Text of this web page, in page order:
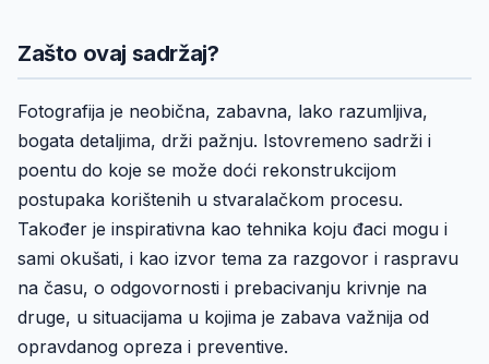
Zašto ovaj sadržaj?
Fotografija je neobična, zabavna, lako razumljiva,
bogata detaljima, drži pažnju. Istovremeno sadrži i
poentu do koje se može doći rekonstrukcijom
postupaka korištenih u stvaralačkom procesu.
Također je inspirativna kao tehnika koju đaci mogu i
sami okušati, i kao izvor tema za razgovor i raspravu
na času, o odgovornosti i prebacivanju krivnje na
druge, u situacijama u kojima je zabava važnija od
opravdanog opreza i preventive.